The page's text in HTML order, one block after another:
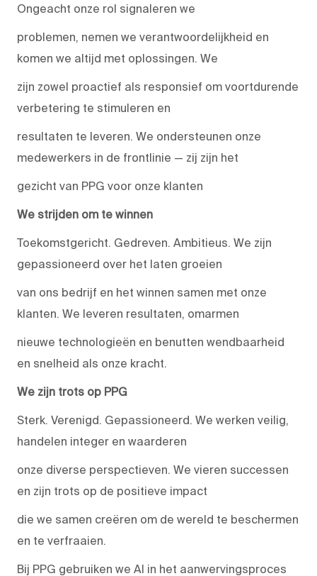
Ongeacht onze rol signaleren we
problemen, nemen we verantwoordelijkheid en
komen we altijd met oplossingen. We
zijn zowel proactief als responsief om voortdurende
verbetering te stimuleren en
resultaten te leveren. We ondersteunen onze
medewerkers in de frontlinie — zij zijn het
gezicht van PPG voor onze klanten
We strijden om te winnen
Toekomstgericht. Gedreven. Ambitieus. We zijn
gepassioneerd over het laten groeien
van ons bedrijf en het winnen samen met onze
klanten. We leveren resultaten, omarmen
nieuwe technologieën en benutten wendbaarheid
en snelheid als onze kracht.
We zijn trots op PPG
Sterk. Verenigd. Gepassioneerd. We werken veilig,
handelen integer en waarderen
onze diverse perspectieven. We vieren successen
en zijn trots op de positieve impact
die we samen creëren om de wereld te beschermen
en te verfraaien.
Bij PPG gebruiken we AI in het aanwervingsproces